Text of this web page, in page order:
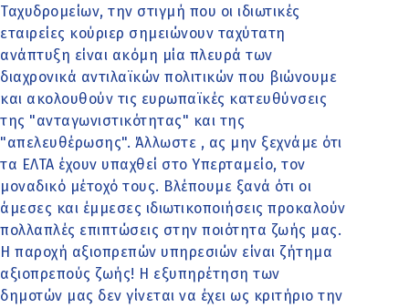
Ταχυδρομείων, την στιγμή που οι ιδιωτικές
εταιρείες κούριερ σημειώνουν ταχύτατη
ανάπτυξη είναι ακόμη μία πλευρά των
διαχρονικά αντιλαϊκών πολιτικών που βιώνουμε
και ακολουθούν τις ευρωπαϊκές κατευθύνσεις
της "ανταγωνιστικότητας" και της
"απελευθέρωσης". Άλλωστε , ας μην ξεχνάμε ότι
τα ΕΛΤΑ έχουν υπαχθεί στο Υπερταμείο, τον
μοναδικό μέτοχό τους. Βλέπουμε ξανά ότι οι
άμεσες και έμμεσες ιδιωτικοποιήσεις προκαλούν
πολλαπλές επιπτώσεις στην ποιότητα ζωής μας.
Η παροχή αξιοπρεπών υπηρεσιών είναι ζήτημα
αξιοπρεπούς ζωής! Η εξυπηρέτηση των
δημοτών μας δεν γίνεται να έχει ως κριτήριο την